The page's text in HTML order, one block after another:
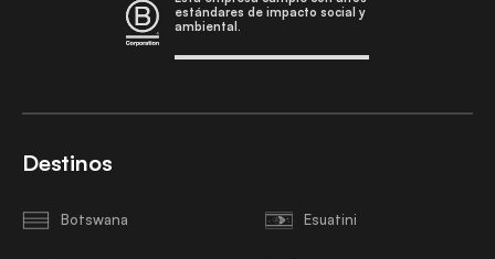
estándares de impacto social y
ambiental.
Destinos
Botswana Esuatini